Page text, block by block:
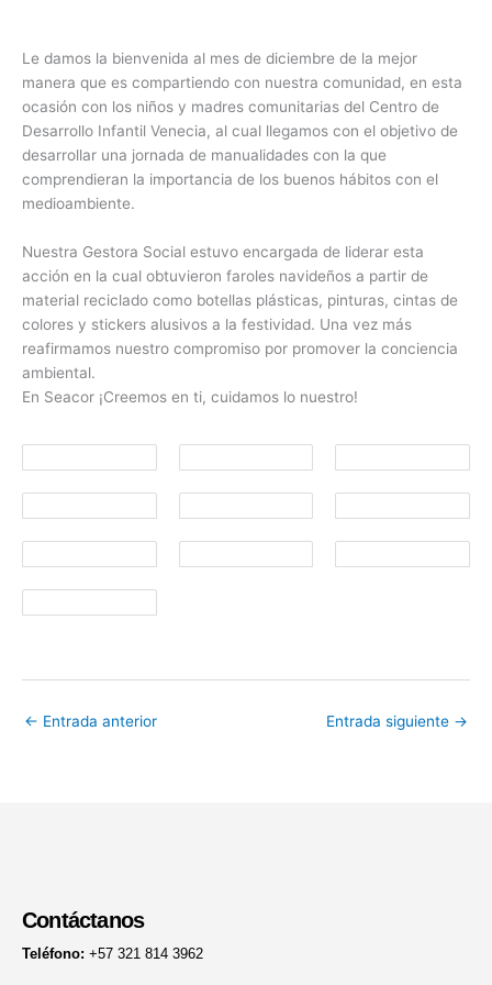
Le damos la bienvenida al mes de diciembre de la mejor
manera que es compartiendo con nuestra comunidad, en esta
ocasión con los niños y madres comunitarias del Centro de
Desarrollo Infantil Venecia, al cual llegamos con el objetivo de
desarrollar una jornada de manualidades con la que
comprendieran la importancia de los buenos hábitos con el
medioambiente.
Nuestra Gestora Social estuvo encargada de liderar esta
acción en la cual obtuvieron faroles navideños a partir de
material reciclado como botellas plásticas, pinturas, cintas de
colores y stickers alusivos a la festividad. Una vez más
reafirmamos nuestro compromiso por promover la conciencia
ambiental.
En Seacor ¡Creemos en ti, cuidamos lo nuestro!
← Entrada anterior Entrada siguiente →
Contáctanos
Teléfono: +57 321 814 3962